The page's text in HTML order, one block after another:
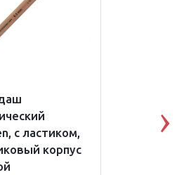
с ластиком,
корпус